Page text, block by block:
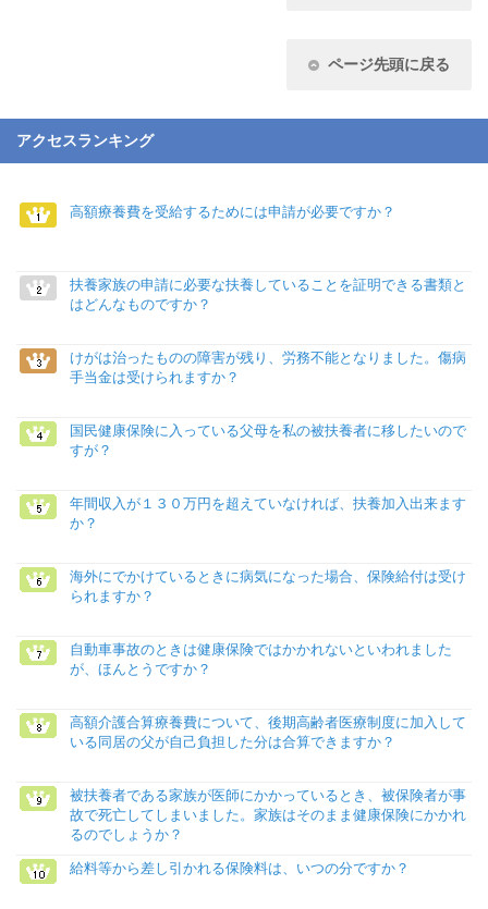
ページ先頭に戻る
アクセスランキング
高額療養費を受給するためには申請が必要ですか？
扶養家族の申請に必要な扶養していることを証明できる書類と
はどんなものですか？
けがは治ったものの障害が残り、労務不能となりました。傷病
手当金は受けられますか？
国民健康保険に入っている父母を私の被扶養者に移したいので
すが？
年間収入が１３０万円を超えていなければ、扶養加入出来ます
か？
海外にでかけているときに病気になった場合、保険給付は受け
られますか？
自動車事故のときは健康保険ではかかれないといわれました
が、ほんとうですか？
高額介護合算療養費について、後期高齢者医療制度に加入して
いる同居の父が自己負担した分は合算できますか？
被扶養者である家族が医師にかかっているとき、被保険者が事
故で死亡してしまいました。家族はそのまま健康保険にかかれ
るのでしょうか？
給料等から差し引かれる保険料は、いつの分ですか？